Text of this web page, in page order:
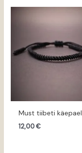
Must tiibeti käepael
12,00€